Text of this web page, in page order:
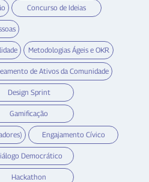
Concurso de Ideias
Metodologias Ágeis e OKR
de Ativos da Comunidade
Design Sprint
Gamificação
Engajamento Cívico
Democrático
Hackathon